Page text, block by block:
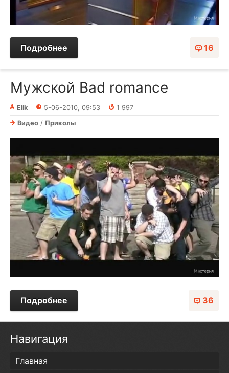
16
Подробнее
Мужской Bad romance
Elik 5-06-2010, 09:53
1 997
Видео / Приколы
36
Подробнее
Навигация
Главная